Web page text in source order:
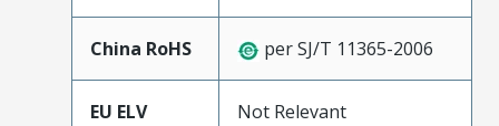
China RoHS per SJ/T 11365-2006
EU ELV Not Relevant